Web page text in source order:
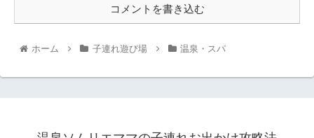
コメントを書き込む
ホーム 子連れ遊び場 温泉・スパ